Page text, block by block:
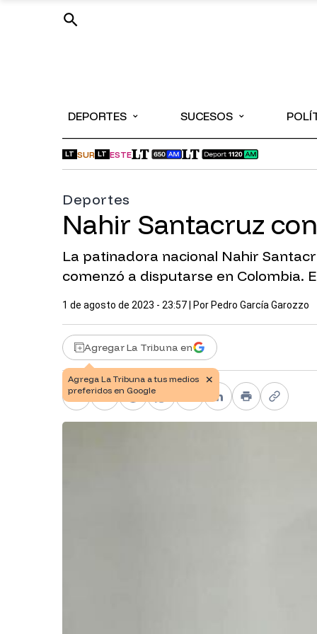
DEPORTES ⌄ SUCESOS ⌄
LT SUR LT ESTE
Deportes
Nahir Santacruz
La patinadora nacional Nahir
comenzó a disputarse en Colombia.
1 de agosto de 2023 - 23:57 | Por Pedro García Garozzo
Agregar La Tribuna en
Facebook
X TelegramWhatsApp
PinterestLinkedIn
PrintCopy